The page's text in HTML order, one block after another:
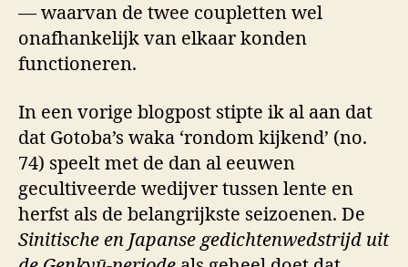
— waarvan de twee coupletten wel
onafhankelijk van elkaar konden
functioneren.
In een vorige blogpost stipte ik al aan dat
dat Gotoba’s waka ‘rondom kijkend’ (no.
74) speelt met de dan al eeuwen
gecultiveerde wedijver tussen lente en
herfst als de belangrijkste seizoenen. De
Sinitische en Japanse gedichtenwedstrijd uit